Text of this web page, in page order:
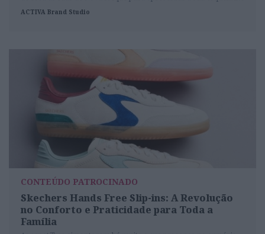
para lábios e rosto.
ACTIVA Brand Studio
CONTEÚDO PATROCINADO
Skechers Hands Free Slip-ins: A Revolução
no Conforto e Praticidade para Toda a
Família